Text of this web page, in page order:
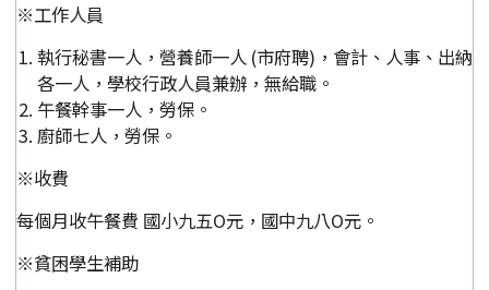
※工作人員
執行秘書一人，營養師一人 (市府聘)，會計、人事、出納
各一人，學校行政人員兼辦，無給職。
午餐幹事一人，勞保。
廚師七人，勞保。
※收費
每個月收午餐費 國小九五O元，國中九八O元。
※貧困學生補助